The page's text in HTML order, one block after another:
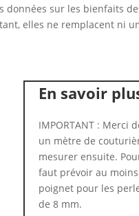
sur les bienfaits
elles ne remplacent ni
En savoir
IMPORTANT : Merci
un mètre de
mesurer ensuite.
faut prévoir au
poignet pour les
de 8 mm.